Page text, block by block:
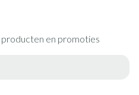
producten en promoties